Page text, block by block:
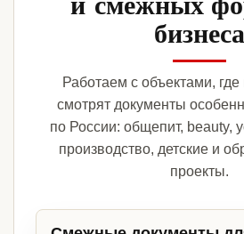
бизнеса
Работаем с объектами,
смотрят документы
по России: общепит, beauty,
производство, детские и
проекты.